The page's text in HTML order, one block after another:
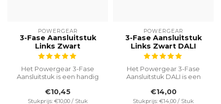
POWERGEAR
3-Fase Aansluitstuk
Links Zwart
Het Powergear 3-Fase
Aansluitstuk is een handig
zorg...
€10,45
Stukprijs: €10,00 / Stuk
POWERGEAR
3-Fase Aansluitstuk
Links Zwart DALI
Het Powergear 3-Fase
Aansluitstuk DALI is een
onderdeel dat...
€14,00
Stukprijs: €14,00 / Stuk